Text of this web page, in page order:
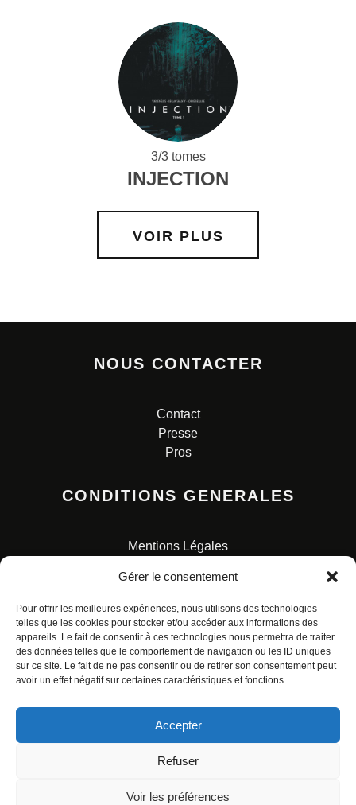
Gérer le consentement
Pour offrir les meilleures expériences, nous utilisons des technologies
telles que les cookies pour stocker et/ou accéder aux informations des
appareils. Le fait de consentir à ces technologies nous permettra de traiter
des données telles que le comportement de navigation ou les ID uniques
sur ce site. Le fait de ne pas consentir ou de retirer son consentement peut
avoir un effet négatif sur certaines caractéristiques et fonctions.
Accepter
Refuser
Voir les préférences
3/3 tomes
INJECTION
VOIR PLUS
NOUS CONTACTER
Contact
Presse
Pros
CONDITIONS GENERALES
Mentions Légales
Charte pour la protection des données personnelles
© ALL RIGHTS RESERVED. URBAN COMICS POUR LES